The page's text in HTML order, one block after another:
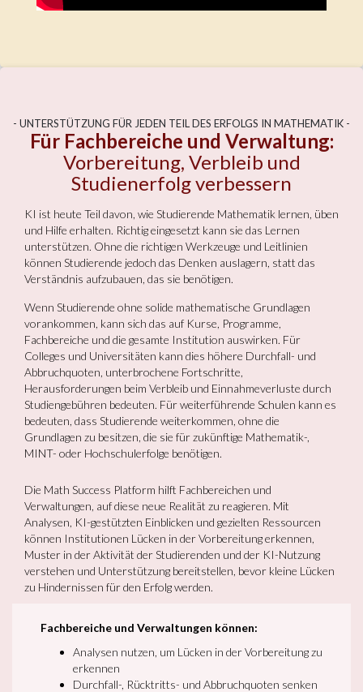
- UNTERSTÜTZUNG FÜR JEDEN TEIL DES ERFOLGS IN MATHEMATIK -
Für Fachbereiche und Verwaltung:
Vorbereitung, Verbleib und
Studienerfolg verbessern
KI ist heute Teil davon, wie Studierende Mathematik lernen, üben
und Hilfe erhalten. Richtig eingesetzt kann sie das Lernen
unterstützen. Ohne die richtigen Werkzeuge und Leitlinien
können Studierende jedoch das Denken auslagern, statt das
Verständnis aufzubauen, das sie benötigen.
Wenn Studierende ohne solide mathematische Grundlagen
vorankommen, kann sich das auf Kurse, Programme,
Fachbereiche und die gesamte Institution auswirken. Für
Colleges und Universitäten kann dies höhere Durchfall- und
Abbruchquoten, unterbrochene Fortschritte,
Herausforderungen beim Verbleib und Einnahmeverluste durch
Studiengebühren bedeuten. Für weiterführende Schulen kann es
bedeuten, dass Studierende weiterkommen, ohne die
Grundlagen zu besitzen, die sie für zukünftige Mathematik-,
MINT- oder Hochschulerfolge benötigen.
Die Math Success Platform hilft Fachbereichen und
Verwaltungen, auf diese neue Realität zu reagieren. Mit
Analysen, KI-gestützten Einblicken und gezielten Ressourcen
können Institutionen Lücken in der Vorbereitung erkennen,
Muster in der Aktivität der Studierenden und der KI-Nutzung
verstehen und Unterstützung bereitstellen, bevor kleine Lücken
zu Hindernissen für den Erfolg werden.
Fachbereiche und Verwaltungen können:
Analysen nutzen, um Lücken in der Vorbereitung zu
erkennen
Durchfall-, Rücktritts- und Abbruchquoten senken